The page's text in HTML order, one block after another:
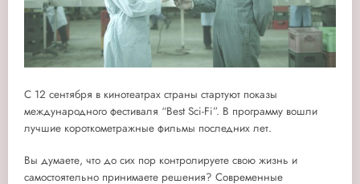
С 12 сентября в кинотеатрах страны стартуют показы
международного фестиваля “Best Sci-Fi”. В программу вошли
лучшие короткометражные фильмы последних лет.
Вы думаете, что до сих пор контролируете свою жизнь и
самостоятельно принимаете решения? Современные